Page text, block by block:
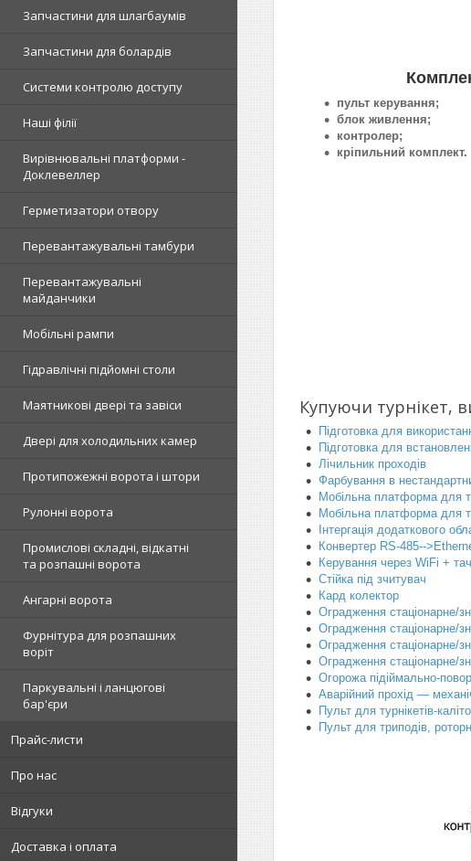
Запчастини для шлагбаумів
Запчастини для болардів
Системи контролю доступу
Наші філії
Вирівнювальні платформи -
Доклевеллер
Герметизатори отвору
Перевантажувальні тамбури
Перевантажувальні
майданчики
Мобільні рампи
Гідравлічні підйомні столи
Маятникові двері та завіси
Двері для холодильних камер
Протипожежні ворота і штори
Рулонні ворота
Промислові складні, відкатні
та розпашні ворота
Ангарні ворота
Фурнітура для розпашних
воріт
Паркувальні і ланцюгові
бар'єри
Прайс-листи
Про нас
Відгуки
Доставка і оплата
пульт керування;
блок живлення;
контролер;
кріпильний комплект.
Купуючи турнікет,
Підготовка для
Підготовка для
Лічильник проходів
Фарбування в
Мобільна платформа для
Мобільна платформа для
Інтергація додаткового
Конвертер RS-485--
Керування через WiFi +
Стійка під зчитувач
Кард колектор
Оградження стаціонарне/
Оградження стаціонарне/
Оградження стаціонарне/
Оградження стаціонарне/
Огорожа підіймально-
Аварійний прохід —
Пульт для турнікетів-
Пульт для триподів,